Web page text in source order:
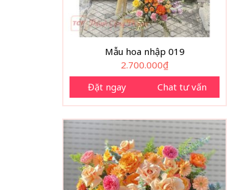
Mẫu hoa nhập 019
2.700.000₫
Đặt ngay
Chat tư vấn